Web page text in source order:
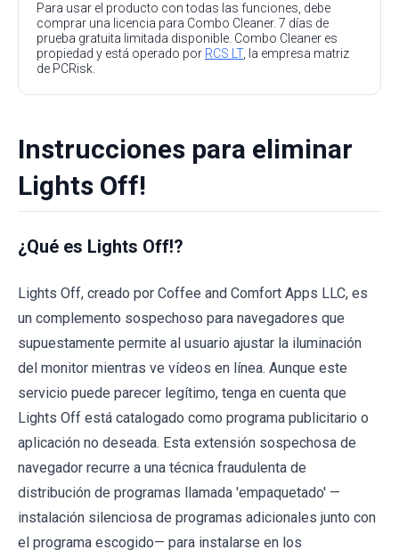
Para usar el producto con todas las funciones, debe
comprar una licencia para Combo Cleaner. 7 días de
prueba gratuita limitada disponible. Combo Cleaner es
propiedad y está operado por RCS LT, la empresa matriz
de PCRisk.
Instrucciones para eliminar
Lights Off!
¿Qué es Lights Off!?
Lights Off, creado por Coffee and Comfort Apps LLC, es
un complemento sospechoso para navegadores que
supuestamente permite al usuario ajustar la iluminación
del monitor mientras ve vídeos en línea. Aunque este
servicio puede parecer legítimo, tenga en cuenta que
Lights Off está catalogado como programa publicitario o
aplicación no deseada. Esta extensión sospechosa de
navegador recurre a una técnica fraudulenta de
distribución de programas llamada 'empaquetado' —
instalación silenciosa de programas adicionales junto con
el programa escogido— para instalarse en los